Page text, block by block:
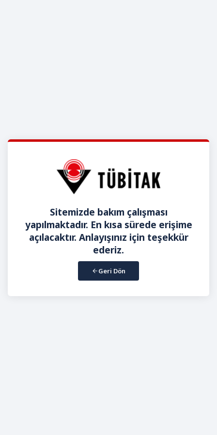
Sitemizde bakım çalışması
yapılmaktadır. En kısa sürede erişime
açılacaktır. Anlayışınız için teşekkür
ederiz.
Geri Dön